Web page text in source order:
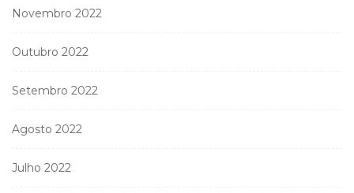
Novembro 2022
Outubro 2022
Setembro 2022
Agosto 2022
Julho 2022